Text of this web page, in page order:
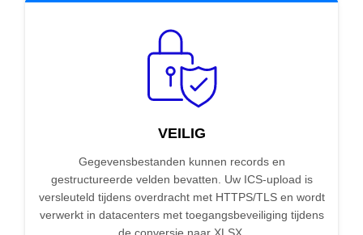
VEILIG
Gegevensbestanden kunnen records en
gestructureerde velden bevatten. Uw ICS-upload is
versleuteld tijdens overdracht met HTTPS/TLS en wordt
verwerkt in datacenters met toegangsbeveiliging tijdens